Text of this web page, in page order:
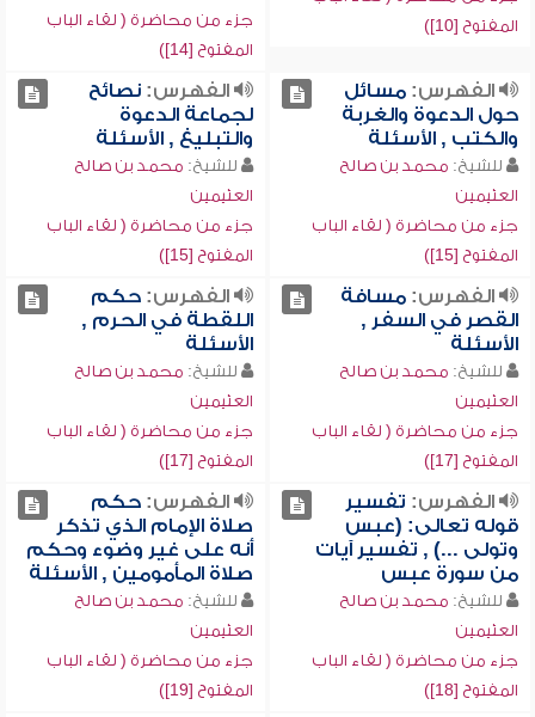
المفتوح [10])
جزء من محاضرة ( لقاء الباب
المفتوح [14])
الفهرس:مسائل
حول الدعوة والغربة
والكتب , الأسئلة
للشيخ: محمد بن صالح
العثيمين
جزء من محاضرة ( لقاء الباب
المفتوح [15])
الفهرس:نصائح
لجماعة الدعوة
والتبليغ , الأسئلة
للشيخ: محمد بن صالح
العثيمين
جزء من محاضرة ( لقاء الباب
المفتوح [15])
الفهرس:مسافة
القصر في السفر ,
الأسئلة
للشيخ: محمد بن صالح
العثيمين
جزء من محاضرة ( لقاء الباب
المفتوح [17])
الفهرس:حكم
اللقطة في الحرم ,
الأسئلة
للشيخ: محمد بن صالح
العثيمين
جزء من محاضرة ( لقاء الباب
المفتوح [17])
الفهرس: تفسير
قوله تعالى: (عبس
وتولى ...) , تفسير آيات
من سورة عبس
للشيخ: محمد بن صالح
العثيمين
جزء من محاضرة ( لقاء الباب
المفتوح [18])
الفهرس:حكم
صلاة الإمام الذي تذكر
أنه على غير وضوء وحكم
صلاة المأمومين , الأسئلة
للشيخ: محمد بن صالح
العثيمين
جزء من محاضرة ( لقاء الباب
المفتوح [19])